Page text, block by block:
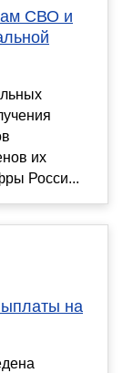
СВО и
их
Росси...
на